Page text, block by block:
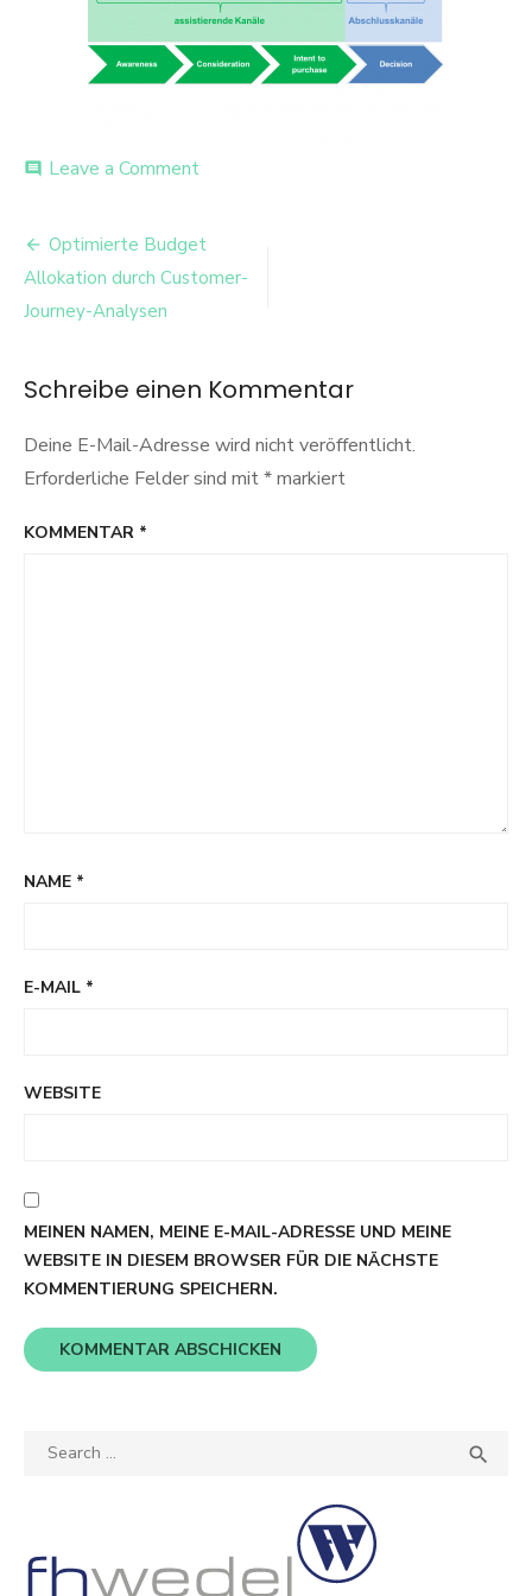
comment Leave a Commenton
Beitrags-
Navigation
Optimierte Budget
Allokation durch Customer-
Journey-Analysen
Schreibe einen Kommentar
Deine E-Mail-Adresse wird nicht veröffentlicht.
Erforderliche Felder sind mit*markiert
KOMMENTAR *
NAME *
E-MAIL *
WEBSITE
MEINEN NAMEN, MEINE E-MAIL-ADRESSE UND MEINE
WEBSITE IN DIESEM BROWSER FÜR DIE NÄCHSTE
KOMMENTIERUNG SPEICHERN.
Search
